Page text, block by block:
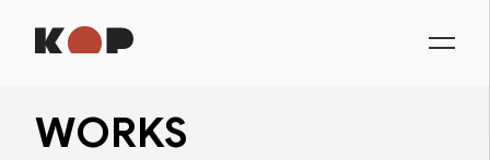
WORKS